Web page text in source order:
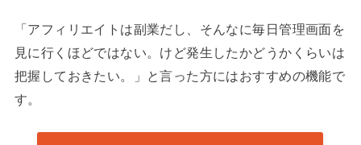
「アフィリエイトは副業だし、そんなに毎日管理画面を
見に行くほどではない。けど発生したかどうかくらいは
把握しておきたい。」と言った方にはおすすめの機能で
す。